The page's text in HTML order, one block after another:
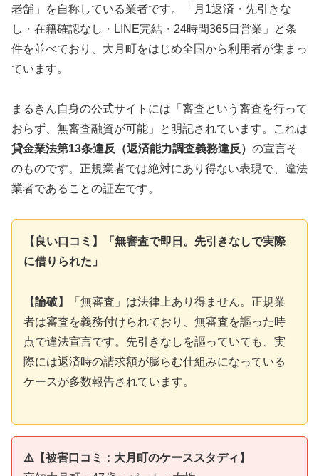
老舗」を自称している業者です。「月1返済・先引きな
し・在籍確認なし・LINE完結・24時間365日営業」と条
件を並べており、大月町をはじめ全国から利用者が集まっ
ています。
まるきん自身の公式サイトには「審査という審査を行って
おらず、無審査融資が可能」と明記されています。これは
貸金業法第13条違反（返済能力調査義務違反） の宣言そ
のものです。正規業者では絶対にあり得ない表現で、違法
業者であることの証左です。
【良い口コミ】「無審査で即日。先引きなしで実際
に借りられた」
【論破】
「無審査」は法律上あり得ません。正規業
者は審査を義務付けられており、無審査を謳った時
点で違法宣言です。先引きなしを謳っていても、実
際には返済時の請求額が膨らむ仕組みになっている
ケースが多数報告されています。
⚠️【被害口コミ：大月町のケーススタディ】